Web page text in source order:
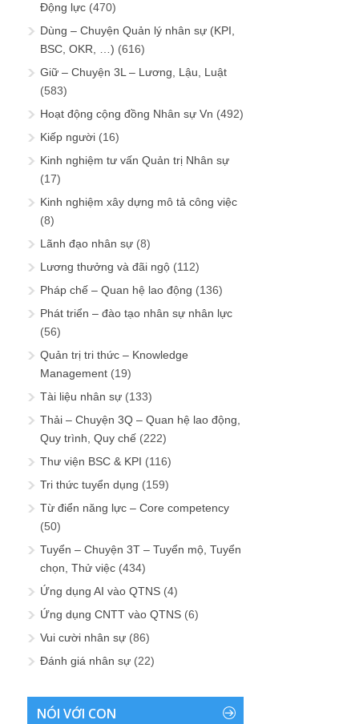
Động lực (470)
Dùng – Chuyện Quản lý nhân sự (KPI,
BSC, OKR, …) (616)
Giữ – Chuyện 3L – Lương, Lậu, Luật
(583)
Hoạt động cộng đồng Nhân sự Vn (492)
Kiếp người (16)
Kinh nghiệm tư vấn Quản trị Nhân sự
(17)
Kinh nghiệm xây dựng mô tả công việc
(8)
Lãnh đạo nhân sự (8)
Lương thưởng và đãi ngộ (112)
Pháp chế – Quan hệ lao động (136)
Phát triển – đào tạo nhân sự nhân lực
(56)
Quản trị tri thức – Knowledge
Management (19)
Tài liệu nhân sự (133)
Thải – Chuyện 3Q – Quan hệ lao động,
Quy trình, Quy chế (222)
Thư viện BSC & KPI (116)
Tri thức tuyển dụng (159)
Từ điển năng lực – Core competency
(50)
Tuyển – Chuyện 3T – Tuyển mộ, Tuyển
chọn, Thử việc (434)
Ứng dụng AI vào QTNS (4)
Ứng dụng CNTT vào QTNS (6)
Vui cười nhân sự (86)
Đánh giá nhân sự (22)
NÓI VỚI CON